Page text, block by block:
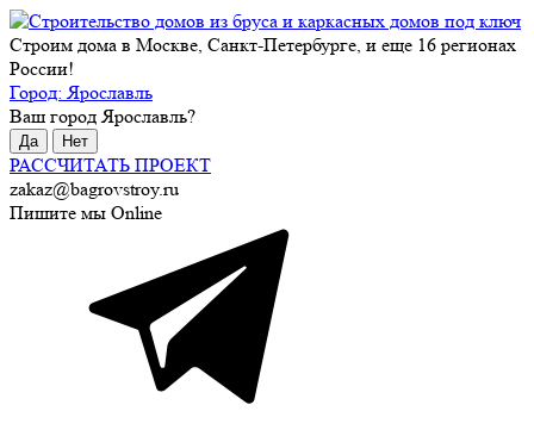
Строим дома в Москве, Санкт-Петербурге, и еще 16 регионах
России!
Город:Ярославль
Ваш городЯрославль?
Да Нет
РАССЧИТАТЬ ПРОЕКТ
zakaz@bagrovstroy.ru
Пишите мы Online